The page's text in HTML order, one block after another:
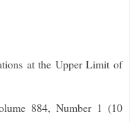
at the Upper Limit of
884, Number 1 (10